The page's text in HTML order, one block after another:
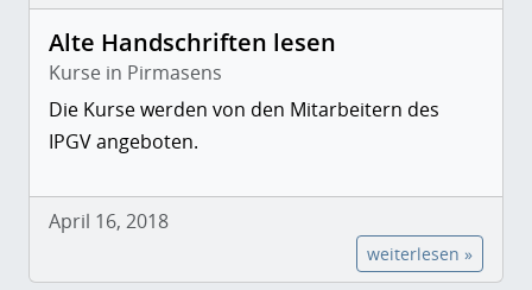
Alte Handschriften lesen
Kurse in Pirmasens
Die Kurse werden von den Mitarbeitern des
IPGV angeboten.
April 16, 2018
weiterlesen »